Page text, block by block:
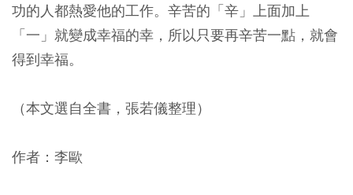
功的人都熱愛他的工作。辛苦的「辛」上面加上
「一」就變成幸福的幸，所以只要再辛苦一點，就會
得到幸福。
（本文選自全書，張若儀整理）
作者：李歐